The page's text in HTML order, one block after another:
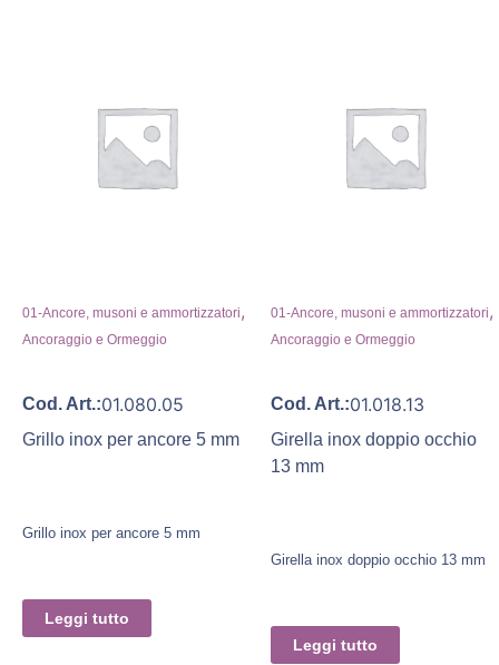
01-Ancore, musoni e ammortizzatori,
Ancoraggio e Ormeggio
Cod. Art.:01.080.05
Grillo inox per ancore 5 mm
Grillo inox per ancore 5 mm
Leggi tutto
01-Ancore, musoni e ammortizzatori,
Ancoraggio e Ormeggio
Cod. Art.:01.018.13
Girella inox doppio occhio
13 mm
Girella inox doppio occhio 13 mm
Leggi tutto